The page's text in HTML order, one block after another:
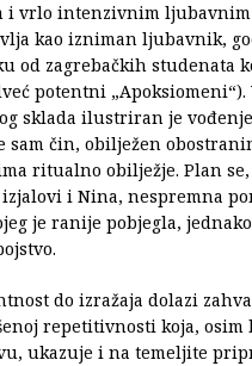
i vrlo intenzivnim ljubavnim
kao izniman ljubavnik,
od zagrebačkih studenata
potentni
sklada ilustriran je
sam čin, obilježen
ritualno obilježje. Plan
i Nina, nespremna
je ranije pobjegla,
do izražaja dolazi
repetitivnosti koja, osim
ukazuje i na temeljite